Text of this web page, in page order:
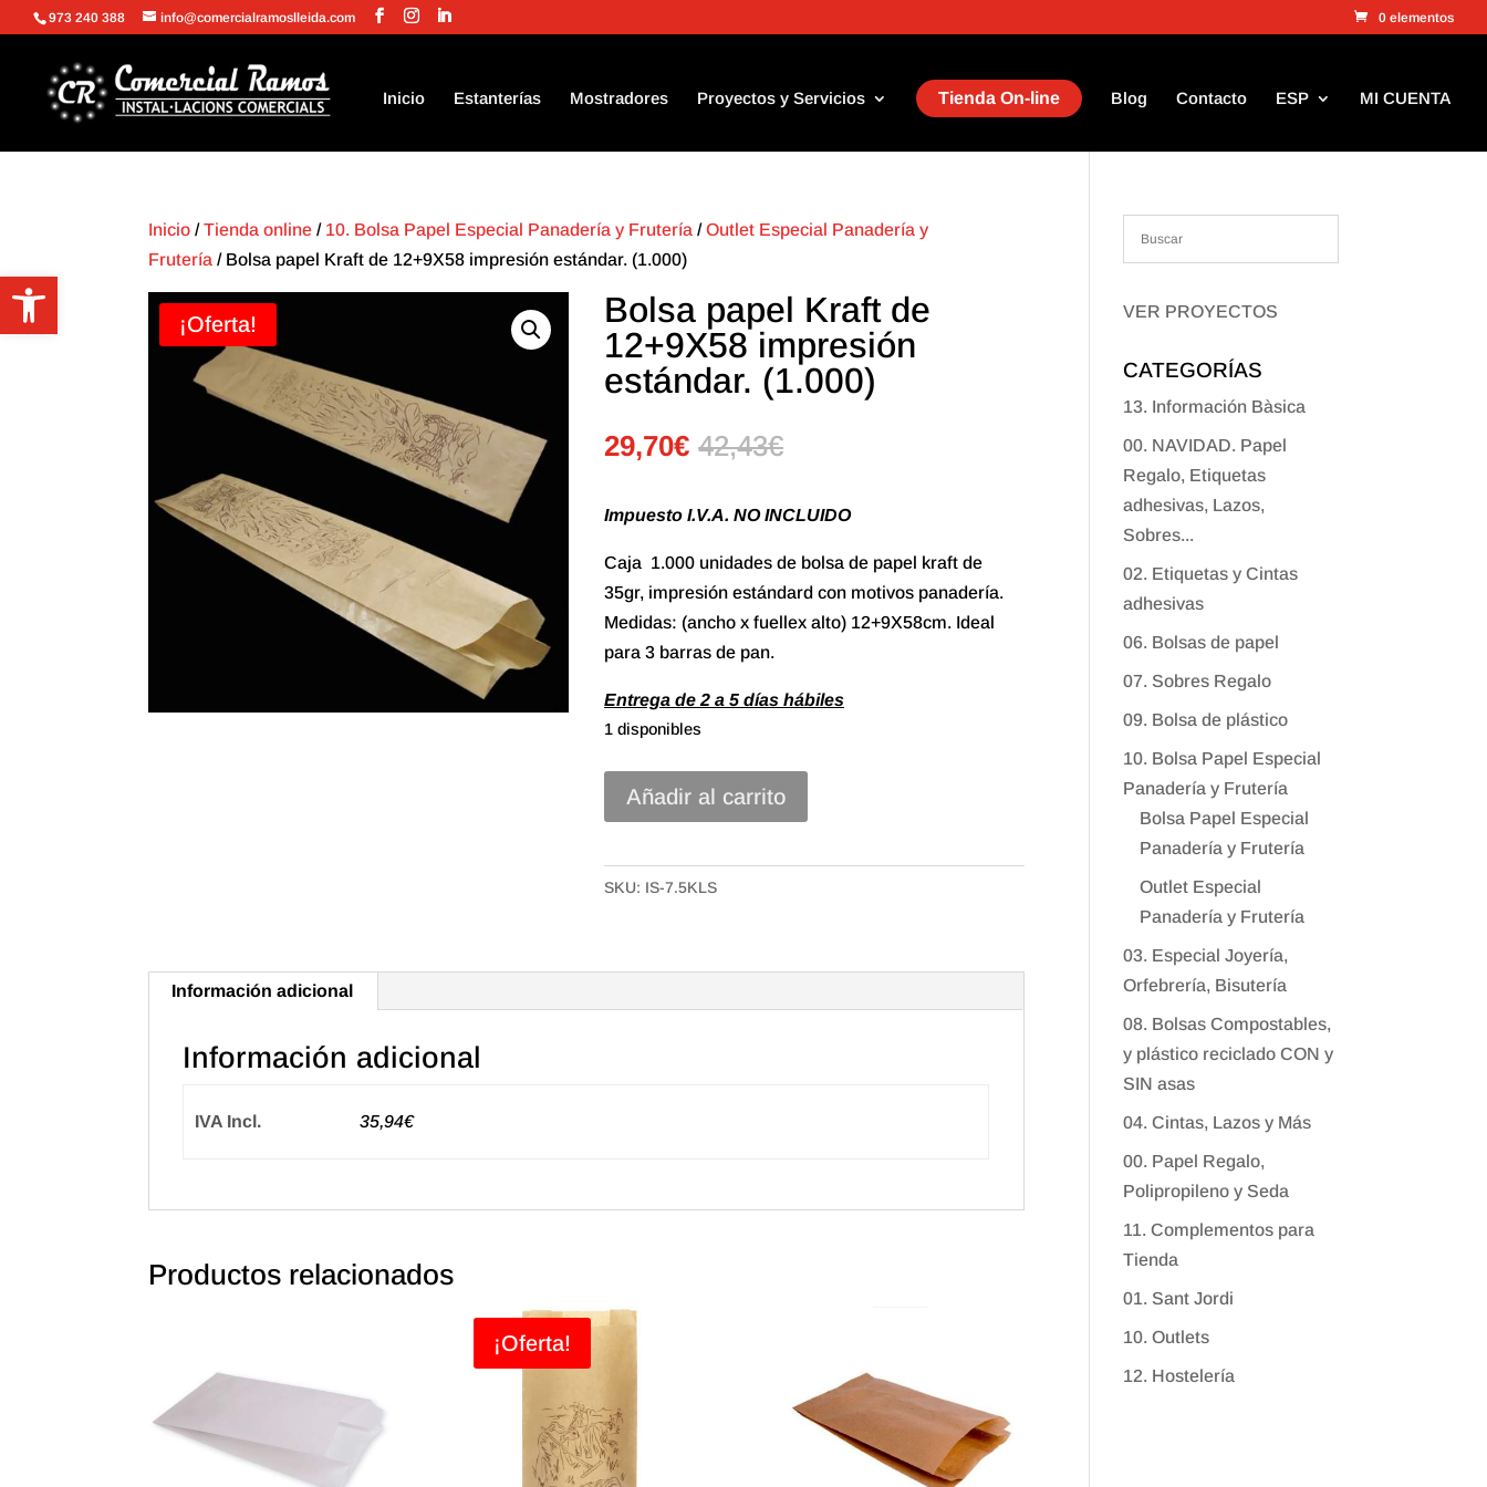
Abrir barra de herramientas
973 240 388 info@comercialramoslleida.com 0 elementos
Inicio Estanterías Mostradores Proyectos y Servicios Tienda On-line Blog Contacto ESP MI CUENTA
Inicio /Tienda online / 10. Bolsa Papel Especial Panadería y Frutería /Outlet Especial Panadería y
Frutería / Bolsa papel Kraft de 12+9X58 impresión estándar. (1.000)
¡Oferta!
Bolsa papel Kraft de
12+9X58 impresión
estándar. (1.000)
29,70€ 42,43€
Impuesto I.V.A. NO INCLUIDO
Caja 1.000 unidades de bolsa de papel kraft de
35gr, impresión estándard con motivos panadería.
Medidas: (ancho x fuellex alto) 12+9X58cm. Ideal
para 3 barras de pan.
Entrega de 2 a 5 días hábiles
1 disponibles
Bolsa
Añadir al carrito
SKU: IS-7.5KLS
Información adicional
Información adicional
IVA Incl. 35,94€
Productos relacionados
¡Oferta!
VER PROYECTOS
CATEGORÍAS
13. Información Bàsica
00. NAVIDAD. Papel
Regalo, Etiquetas
adhesivas, Lazos,
Sobres...
02. Etiquetas y Cintas
adhesivas
06. Bolsas de papel
07. Sobres Regalo
09. Bolsa de plástico
10. Bolsa Papel Especial
Panadería y Frutería
Bolsa Papel Especial
Panadería y Frutería
Outlet Especial
Panadería y Frutería
03. Especial Joyería,
Orfebrería, Bisutería
08. Bolsas Compostables,
y plástico reciclado CON y
SIN asas
04. Cintas, Lazos y Más
00. Papel Regalo,
Polipropileno y Seda
11. Complementos para
Tienda
01. Sant Jordi
10. Outlets
12. Hostelería